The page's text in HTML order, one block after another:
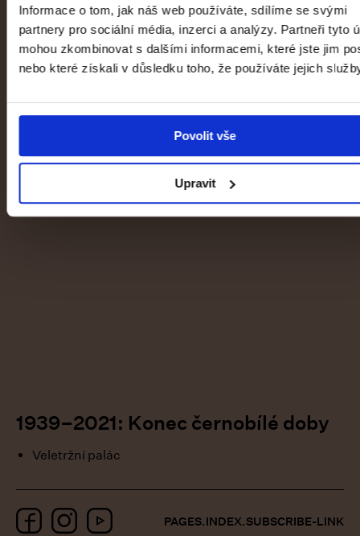
Informace o tom, jak náš web používáte, sdílíme se svými
partnery pro sociální média, inzerci a analýzy. Partneři tyto
mohou zkombinovat s dalšími informacemi, které jste jim
nebo které získali v důsledku toho, že používáte jejich
Povolit vše
Upravit
1796–1918: Umění dlouhého století
Veletržní palác
1939–2021: Konec černobílé doby
Veletržní palác
Facebook
Instagram
YouTubePAGES.INDEX.SUBSCRIBE-LINK